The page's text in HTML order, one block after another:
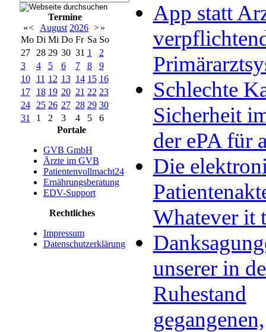
Termine
«< August 2026 >»
Mo Di Mi Do Fr Sa So
27
28 29 30 31 1
2
3
4 5 6 7 8
9
10
11 12 13 14 15 16
17
18 19 20 21 22 23
24
25 26 27 28 29 30
31
1 2 3 4 5
6
Portale
GVB GmbH
Ärzte im GVB
Patientenvollmacht24
Ernährungsberatung
EDV-Support
Rechtliches
Impressum
Datenschutzerklärung
App statt
Schlechte
Sicherheit
der ePA für
Die
Whatever it
unserer in
Ruhestand
gegangenen,